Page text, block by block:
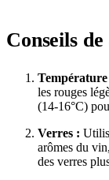
Conseils
les rouges
(14-16°C)
Verres :
arômes du
des verres